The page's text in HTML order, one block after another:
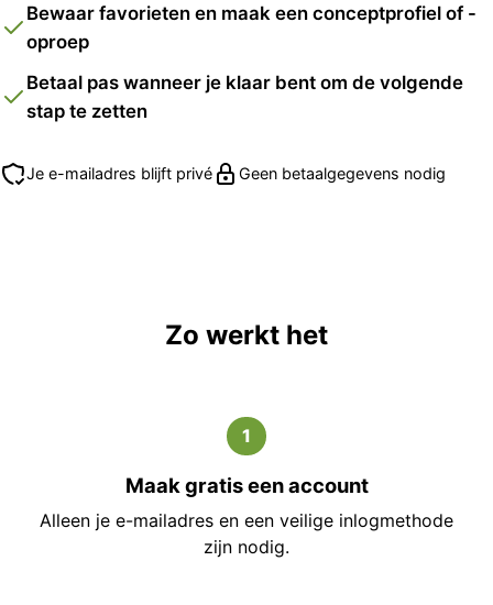
Bewaar favorieten en maak een conceptprofiel of -
oproep
Betaal pas wanneer je klaar bent om de volgende
stap te zetten
Je e-mailadres blijft privé Geen betaalgegevens nodig
Zo werkt het
1
Maak gratis een account
Alleen je e-mailadres en een veilige inlogmethode
zijn nodig.